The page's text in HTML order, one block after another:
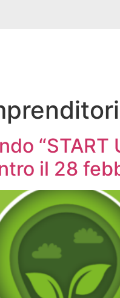
“START
il 28